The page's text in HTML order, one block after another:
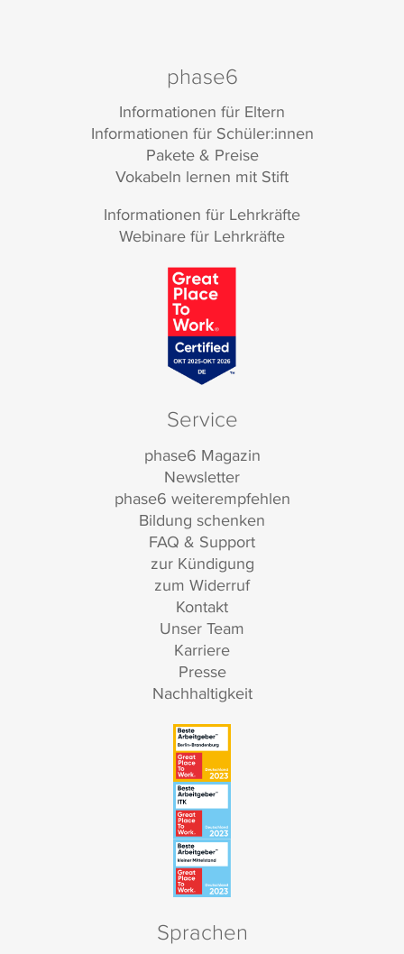
phase6
Informationen für Eltern
Informationen für Schüler:innen
Pakete & Preise
Vokabeln lernen mit Stift
Informationen für Lehrkräfte
Webinare für Lehrkräfte
Service
phase6 Magazin
Newsletter
phase6 weiterempfehlen
Bildung schenken
FAQ & Support
zur Kündigung
zum Widerruf
Kontakt
Unser Team
Karriere
Presse
Nachhaltigkeit
Sprachen